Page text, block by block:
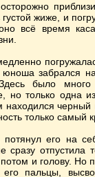
густой жиже, и
всё время
юноша забрался
было
но только одна
находился
только самый
его на
сразу
и голову. Но
его пальцы,